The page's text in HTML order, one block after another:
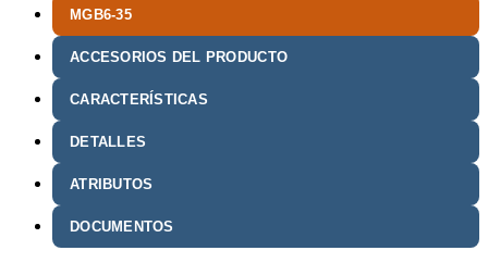
MGB6-35
ACCESORIOS DEL PRODUCTO
CARACTERÍSTICAS
DETALLES
ATRIBUTOS
DOCUMENTOS